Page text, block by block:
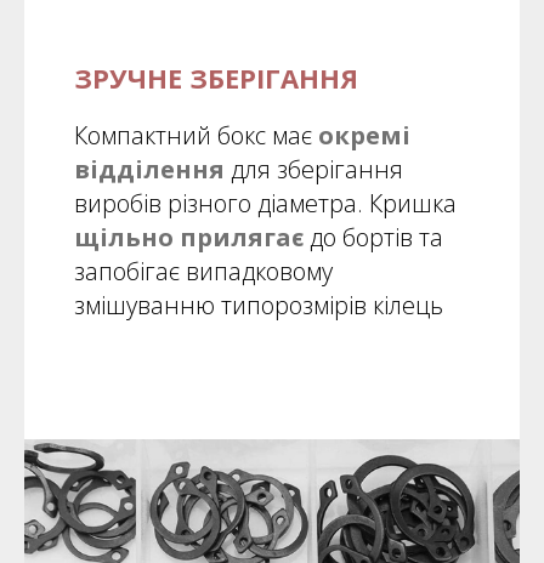
ЗРУЧНЕ ЗБЕРІГАННЯ
Компактний бокс має окремі
відділення для зберігання
виробів різного діаметра. Кришка
щільно прилягаєдо бортів та
запобігає випадковому
змішуванню типорозмірів кілець